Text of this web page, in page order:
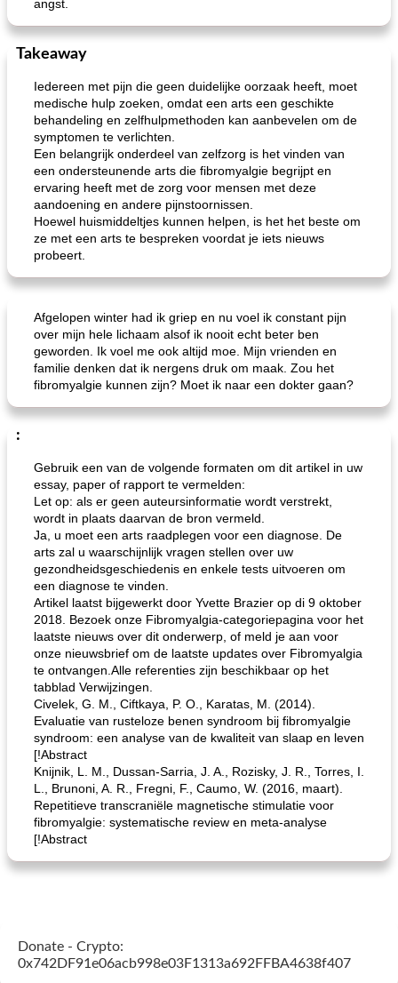
angst.
Takeaway
Iedereen met pijn die geen duidelijke oorzaak heeft, moet
medische hulp zoeken, omdat een arts een geschikte
behandeling en zelfhulpmethoden kan aanbevelen om de
symptomen te verlichten.
Een belangrijk onderdeel van zelfzorg is het vinden van
een ondersteunende arts die fibromyalgie begrijpt en
ervaring heeft met de zorg voor mensen met deze
aandoening en andere pijnstoornissen.
Hoewel huismiddeltjes kunnen helpen, is het het beste om
ze met een arts te bespreken voordat je iets nieuws
probeert.
Afgelopen winter had ik griep en nu voel ik constant pijn
over mijn hele lichaam alsof ik nooit echt beter ben
geworden. Ik voel me ook altijd moe. Mijn vrienden en
familie denken dat ik nergens druk om maak. Zou het
fibromyalgie kunnen zijn? Moet ik naar een dokter gaan?
:
Gebruik een van de volgende formaten om dit artikel in uw
essay, paper of rapport te vermelden:
Let op: als er geen auteursinformatie wordt verstrekt,
wordt in plaats daarvan de bron vermeld.
Ja, u moet een arts raadplegen voor een diagnose. De
arts zal u waarschijnlijk vragen stellen over uw
gezondheidsgeschiedenis en enkele tests uitvoeren om
een ​​diagnose te vinden.
Artikel laatst bijgewerkt door Yvette Brazier op di 9 oktober
2018. Bezoek onze Fibromyalgia-categoriepagina voor het
laatste nieuws over dit onderwerp, of meld je aan voor
onze nieuwsbrief om de laatste updates over Fibromyalgia
te ontvangen.Alle referenties zijn beschikbaar op het
tabblad Verwijzingen.
Civelek, G. M., Ciftkaya, P. O., Karatas, M. (2014).
Evaluatie van rusteloze benen syndroom bij fibromyalgie
syndroom: een analyse van de kwaliteit van slaap en leven
[!Abstract
Knijnik, L. M., Dussan-Sarria, J. A., Rozisky, J. R., Torres, I.
L., Brunoni, A. R., Fregni, F., Caumo, W. (2016, maart).
Repetitieve transcraniële magnetische stimulatie voor
fibromyalgie: systematische review en meta-analyse
[!Abstract
Donate - Crypto:
0x742DF91e06acb998e03F1313a692FFBA4638f407